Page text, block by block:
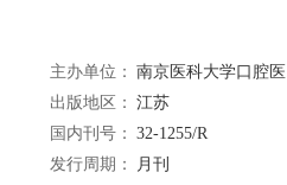
主办单位： 南京医科大学口腔医学院
出版地区： 江苏
国内刊号： 32-1255/R
发行周期：
月刊